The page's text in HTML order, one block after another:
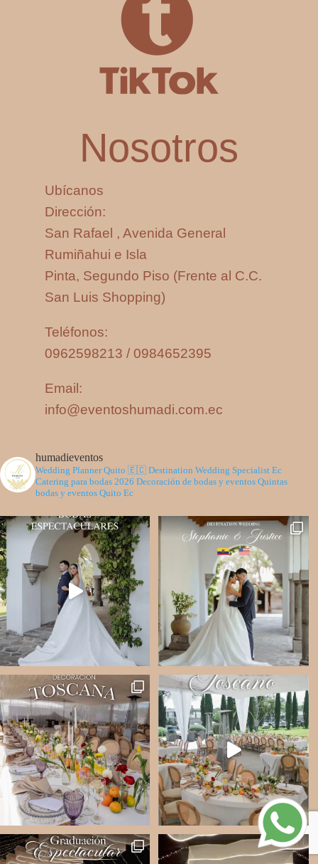
Nosotros
Ubícanos
Dirección:
San Rafael , Avenida General
Rumiñahui e Isla
Pinta, Segundo Piso (Frente al C.C.
San Luis Shopping)
Teléfonos:
0962598213 / 0984652395
Email:
info@eventoshumadi.com.ec
humadieventos
Wedding Planner Quito 🇪🇨 Destination Wedding Specialist Ec
Catering para bodas 2026 Decoración de bodas y eventos Quintas
bodas y eventos Quito Ec